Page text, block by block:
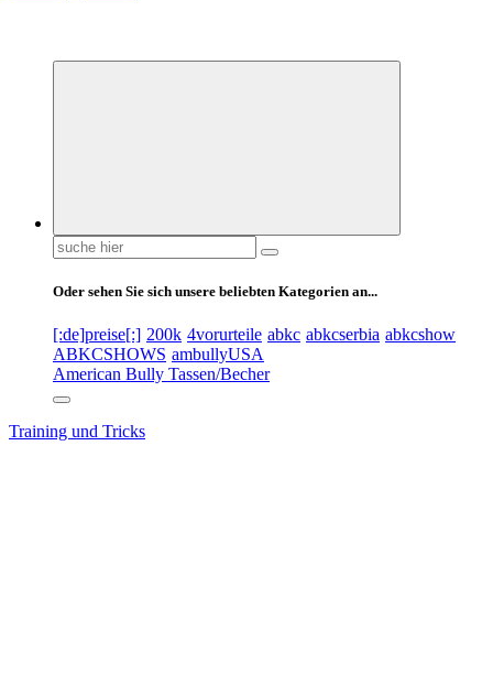
Suchen
nach:
Oder sehen Sie sich unsere beliebten Kategorien an...
[:de]preise[:] 200k 4vorurteile abkc abkcserbia abkcshow
ABKCSHOWS ambullyUSA
American Bully Tassen/Becher
Training und Tricks